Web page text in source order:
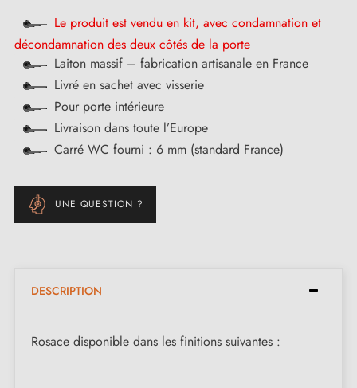
Le produit est vendu en kit, avec condamnation et
décondamnation des deux côtés de la porte
Laiton massif – fabrication artisanale en France
Livré en sachet avec visserie
Pour porte intérieure
Livraison dans toute l’Europe
Carré WC fourni : 6 mm (standard France)
UNE QUESTION ?
DESCRIPTION
Rosace disponible dans les finitions suivantes :